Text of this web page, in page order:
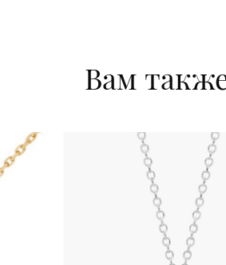
Вам